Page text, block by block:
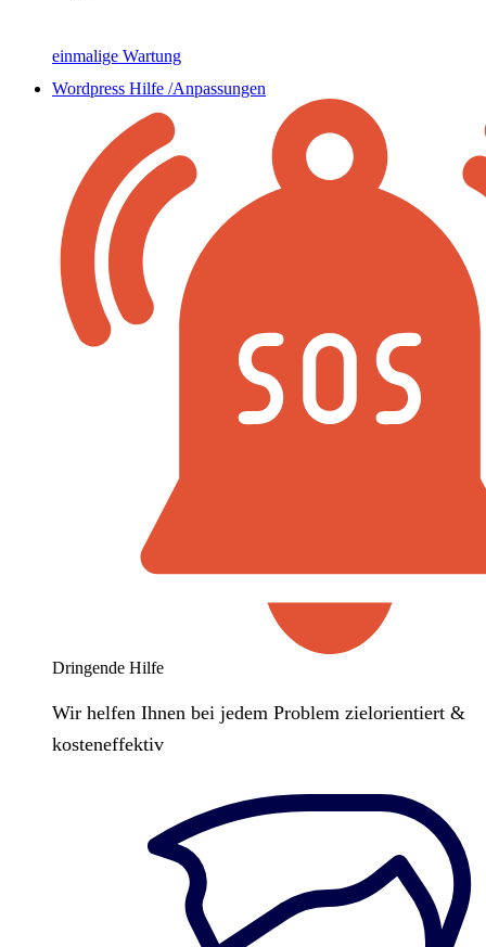
einmalige Wartung
Wordpress Hilfe /Anpassungen
Dringende Hilfe
Wir helfen Ihnen bei jedem Problem zielorientiert &
kosteneffektiv